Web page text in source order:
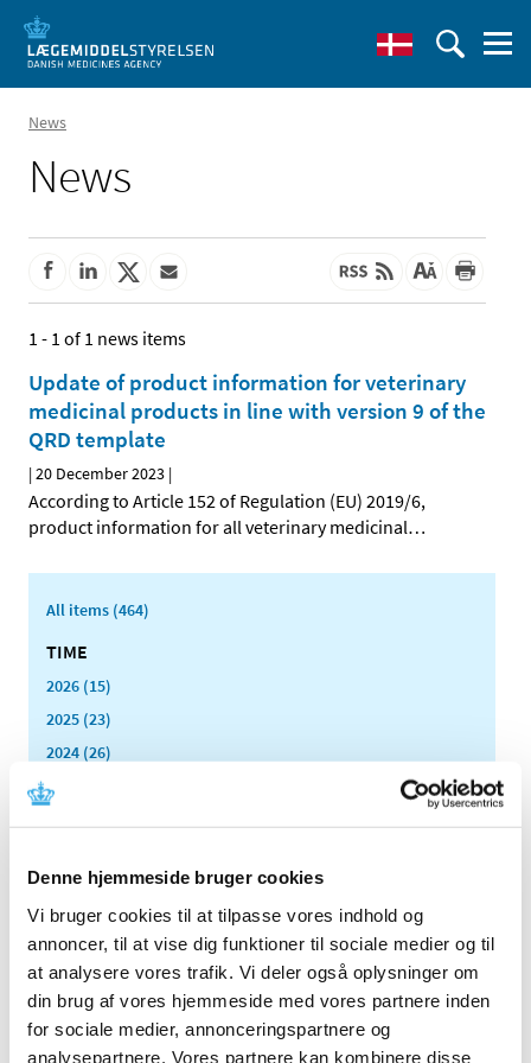
Denne hjemmeside bruger cookies
Vi bruger cookies til at tilpasse vores indhold og
annoncer, til at vise dig funktioner til sociale medier og til
at analysere vores trafik. Vi deler også oplysninger om
din brug af vores hjemmeside med vores partnere inden
for sociale medier, annonceringspartnere og
analysepartnere. Vores partnere kan kombinere disse
News
News
1 - 1 of 1 news items
Update of product information for veterinary
medicinal products in line with version 9 of the
QRD template
|20 December 2023 |
According to Article 152 of Regulation (EU) 2019/6,
product information for all veterinary medicinal…
All items (464)
TIME
2026 (15)
2025 (23)
2024 (26)
2023 (24)
October (3)
September (1)
June (2)
May (1)
March (2)
February (2)